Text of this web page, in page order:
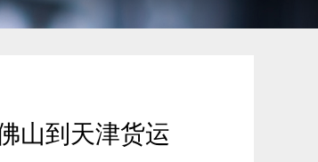
山到天津货运